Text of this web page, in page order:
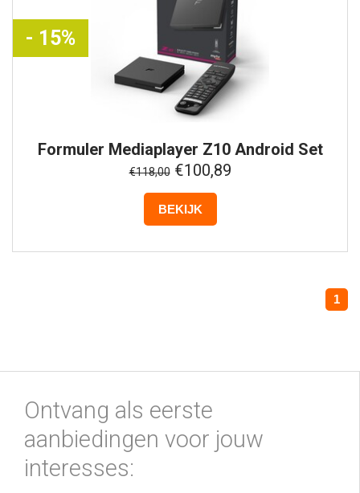
- 15%
Formuler Mediaplayer Z10 Android Set
€118,00€100,89
BEKIJK
1
Ontvang als eerste
aanbiedingen voor jouw
interesses: